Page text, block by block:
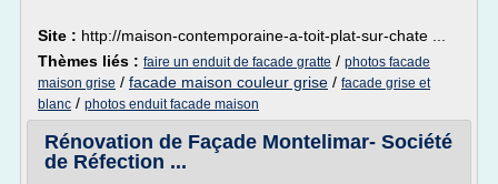
Site : http://maison-contemporaine-a-toit-plat-sur-chate ...
Thèmes liés : faire un enduit de facade gratte / photos facade
maison grise / facade maison couleur grise / facade grise et
blanc / photos enduit facade maison
Rénovation de Façade Montelimar- Société
de Réfection ...